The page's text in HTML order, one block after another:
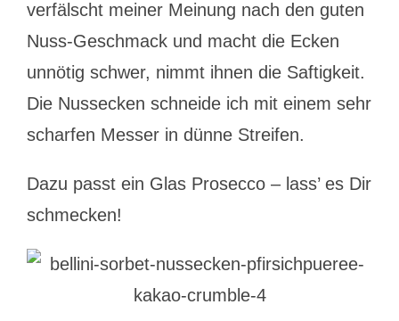
verfälscht meiner Meinung nach den guten
Nuss-Geschmack und macht die Ecken
unnötig schwer, nimmt ihnen die Saftigkeit.
Die Nussecken schneide ich mit einem sehr
scharfen Messer in dünne Streifen.
Dazu passt ein Glas Prosecco – lass’ es Dir
schmecken!